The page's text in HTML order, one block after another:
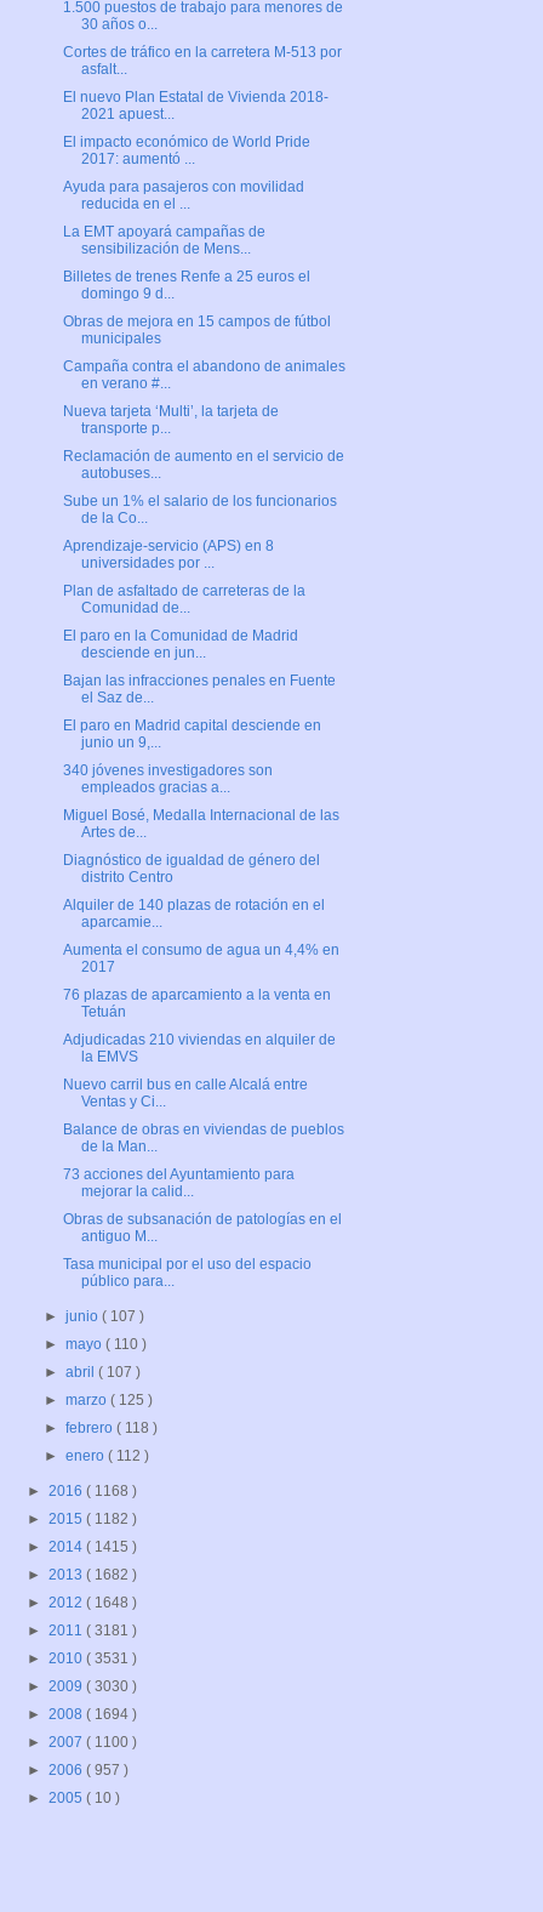
1.500 puestos de trabajo para menores de
30 años o...
Cortes de tráfico en la carretera M-513 por
asfalt...
El nuevo Plan Estatal de Vivienda 2018-
2021 apuest...
El impacto económico de World Pride
2017: aumentó ...
Ayuda para pasajeros con movilidad
reducida en el ...
La EMT apoyará campañas de
sensibilización de Mens...
Billetes de trenes Renfe a 25 euros el
domingo 9 d...
Obras de mejora en 15 campos de fútbol
municipales
Campaña contra el abandono de animales
en verano #...
Nueva tarjeta ‘Multi’, la tarjeta de
transporte p...
Reclamación de aumento en el servicio de
autobuses...
Sube un 1% el salario de los funcionarios
de la Co...
Aprendizaje-servicio (APS) en 8
universidades por ...
Plan de asfaltado de carreteras de la
Comunidad de...
El paro en la Comunidad de Madrid
desciende en jun...
Bajan las infracciones penales en Fuente
el Saz de...
El paro en Madrid capital desciende en
junio un 9,...
340 jóvenes investigadores son
empleados gracias a...
Miguel Bosé, Medalla Internacional de las
Artes de...
Diagnóstico de igualdad de género del
distrito Centro
Alquiler de 140 plazas de rotación en el
aparcamie...
Aumenta el consumo de agua un 4,4% en
2017
76 plazas de aparcamiento a la venta en
Tetuán
Adjudicadas 210 viviendas en alquiler de
la EMVS
Nuevo carril bus en calle Alcalá entre
Ventas y Ci...
Balance de obras en viviendas de pueblos
de la Man...
73 acciones del Ayuntamiento para
mejorar la calid...
Obras de subsanación de patologías en el
antiguo M...
Tasa municipal por el uso del espacio
público para...
►junio( 107 )
►mayo( 110 )
►abril( 107 )
►marzo( 125 )
►febrero( 118 )
►enero( 112 )
► 2016 ( 1168 )
► 2015 ( 1182 )
► 2014 ( 1415 )
► 2013 ( 1682 )
► 2012 ( 1648 )
► 2011 ( 3181 )
► 2010 ( 3531 )
► 2009 ( 3030 )
► 2008 ( 1694 )
► 2007 ( 1100 )
► 2006 ( 957 )
► 2005 ( 10 )